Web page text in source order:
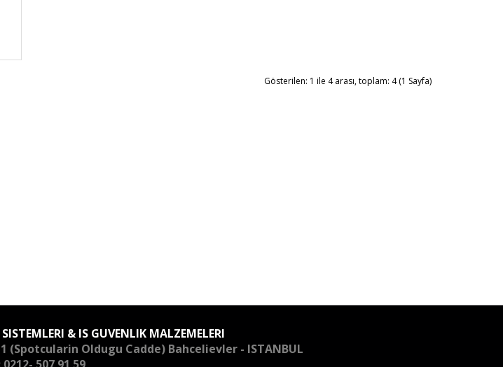
Gösterilen: 1 ile 4 arası, toplam: 4 (1 Sayfa)
& IS GUVENLIK MALZEMELERI
(Spotcularin Oldugu Cadde) Bahcelievler - ISTANBUL